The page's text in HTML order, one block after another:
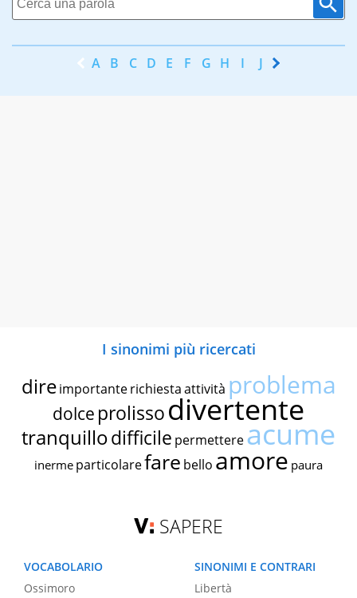
A B C D E F G H I J K
I sinonimi più ricercati
dire importante richiestaattività problema
dolce prolissodivertente
tranquillodifficile permettereacume
inerme particolarefare bello amore paura
SAPERE
VOCABOLARIO
Ossimoro
SINONIMI E CONTRARI
Libertà